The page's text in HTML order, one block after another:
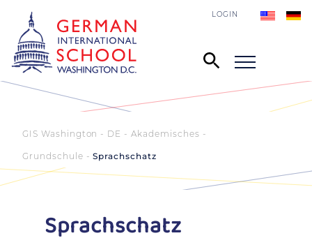
LOGIN
GIS Washington - DE Akademisches
Grundschule Sprachschatz
Sprachschatz